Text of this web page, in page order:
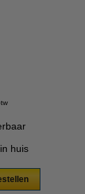
huis